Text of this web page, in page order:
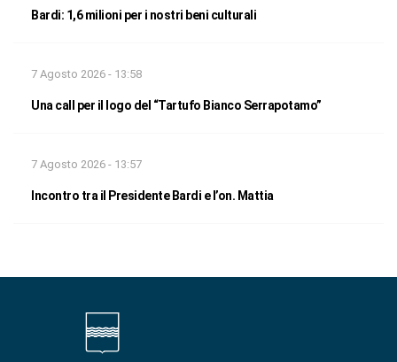
Bardi: 1,6 milioni per i nostri beni culturali
7 Agosto 2026 - 13:58
Una call per il logo del “Tartufo Bianco Serrapotamo”
7 Agosto 2026 - 13:57
Incontro tra il Presidente Bardi e l’on. Mattia